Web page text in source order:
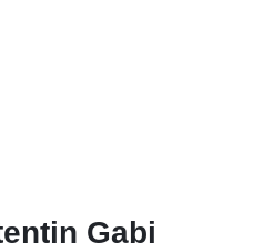
Gabi